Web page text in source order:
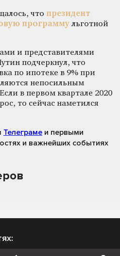
что президент
программу льготной
и представителями
подчеркнул, что
по ипотеке в 9% при
непосильным
в первом квартале 2020
то сейчас наметился
Телеграме и первыми
и важнейших событиях